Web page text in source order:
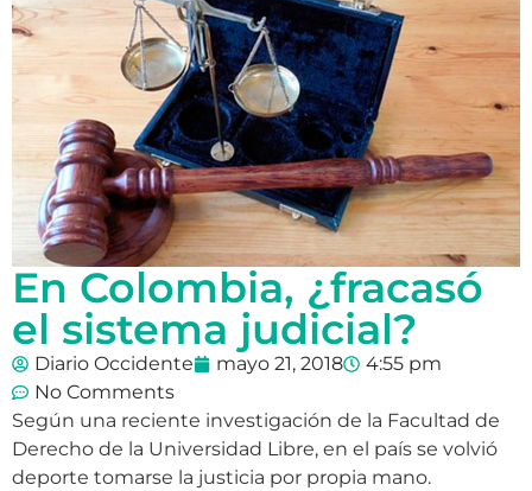
En Colombia, ¿fracasó
el sistema judicial?
Diario Occidente mayo 21, 2018
4:55 pm
No Comments
Según una reciente investigación de la Facultad de
Derecho de la Universidad Libre, en el país se volvió
deporte tomarse la justicia por propia mano.